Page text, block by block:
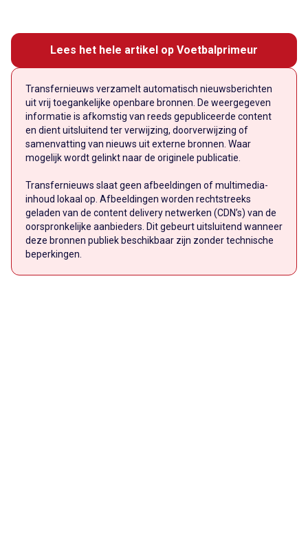
Lees het hele artikel op Voetbalprimeur
Transfernieuws verzamelt automatisch nieuwsberichten
uit vrij toegankelijke openbare bronnen. De weergegeven
informatie is afkomstig van reeds gepubliceerde content
en dient uitsluitend ter verwijzing, doorverwijzing of
samenvatting van nieuws uit externe bronnen. Waar
mogelijk wordt gelinkt naar de originele publicatie.
Transfernieuws slaat geen afbeeldingen of multimedia-
inhoud lokaal op. Afbeeldingen worden rechtstreeks
geladen van de content delivery netwerken (CDN’s) van de
oorspronkelijke aanbieders. Dit gebeurt uitsluitend wanneer
deze bronnen publiek beschikbaar zijn zonder technische
beperkingen.